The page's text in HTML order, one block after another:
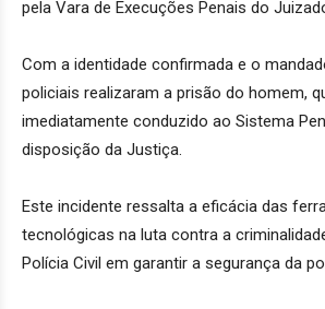
pela Vara de Execuções Penais do
Com a identidade confirmada e o
policiais realizaram a prisão do homem,
imediatamente conduzido ao Sistema
disposição da Justiça.
Este incidente ressalta a eficácia das
tecnológicas na luta contra a
Polícia Civil em garantir a segurança da